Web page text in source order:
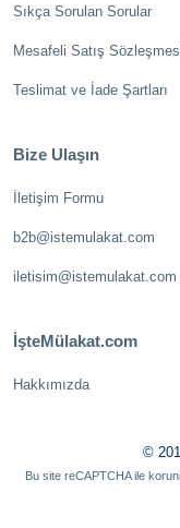
Sıkça Sorulan Sorular
Mesafeli Satış
Teslimat ve İade Şartları
Bize Ulaşın
İletişim Formu
b2b@istemulakat.com
iletisim@istemulakat.com
İşteMülakat.com
Hakkımızda
©
Bu site reCAPTCHA ile